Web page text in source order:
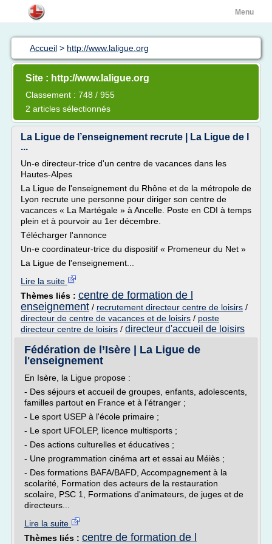
Menu
Accueil > http://www.laligue.org
Site : http://www.laligue.org
Classement : 748 / 955
2 articles sélectionnés
La Ligue de l’enseignement recrute | La Ligue de l
...
Un-e directeur-trice d'un centre de vacances dans les
Hautes-Alpes
La Ligue de l'enseignement du Rhône et de la métropole de
Lyon recrute une personne pour diriger son centre de
vacances « La Martégale » à Ancelle. Poste en CDI à temps
plein et à pourvoir au 1er décembre.
Télécharger l'annonce
Un-e coordinateur-trice du dispositif « Promeneur du Net »
La Ligue de l'enseignement...
Lire la suite
Thèmes liés : centre de formation de l
enseignement / recrutement directeur centre de loisirs /
directeur de centre de vacances et de loisirs / poste
directeur centre de loisirs / directeur d'accueil de loisirs
Fédération de l’Isère | La Ligue de
l'enseignement
En Isère, la Ligue propose :
- Des séjours et accueil de groupes, enfants, adolescents,
familles partout en France et à l'étranger ;
- Le sport USEP à l'école primaire ;
- Le sport UFOLEP, licence multisports ;
- Des actions culturelles et éducatives ;
- Une programmation cinéma art et essai au Méiès ;
- Des formations BAFA/BAFD, Accompagnement à la
scolarité, Formation des acteurs de la restauration
scolaire, PSC 1, Formations d'animateurs, de juges et de
directeurs...
Lire la suite
Thèmes liés : centre de formation de l